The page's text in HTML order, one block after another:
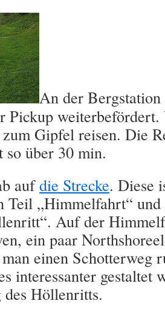
An der Bergstation
Pickup
Gipfel reisen. Die
über 30 min.
aufdie Strecke. Diese
Teil „Himmelfahrt“
Auf der
ein paar
einen Schotterweg
interessanter gestaltet
Höllenritts.